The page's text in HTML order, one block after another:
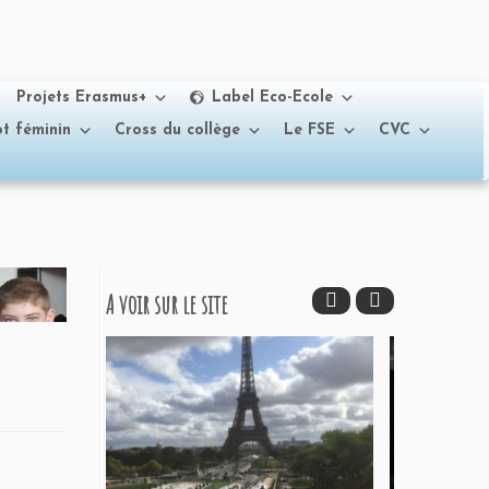
Projets Erasmus+
Label Eco-Ecole
féminin Cross du collège Le FSE
CVC
A voir sur le site